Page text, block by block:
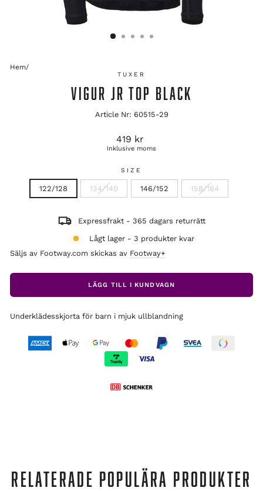
Hem/
TUXER
VIGUR JR TOP BLACK
Article Nr: 60515-29
Ordinarie
pris
419 kr
Inklusive moms
SIZE
122/128 134/140 146/152 158/164
Expressfrakt - 365 dagars returrätt
Lågt lager - 3 produkter kvar
Säljs av Footway.com skickas av Footway+
LÄGG TILL I KUNDVAGN
Underklädesskjorta för barn i mjuk ullblandning
RELATERADE POPULÄRA PRODUKTER